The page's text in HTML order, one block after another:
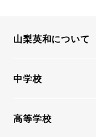
山梨英和について
中学校
高等学校